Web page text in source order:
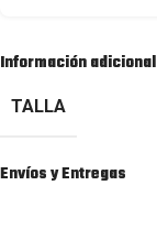
Información adicional
TALLA
Envíos y Entregas